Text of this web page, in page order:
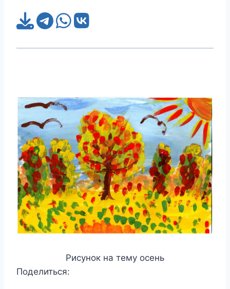
Рисунок на тему осень
Поделиться: